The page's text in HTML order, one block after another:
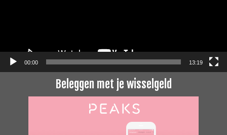
00:00 13:19
Beleggen met je wisselgeld